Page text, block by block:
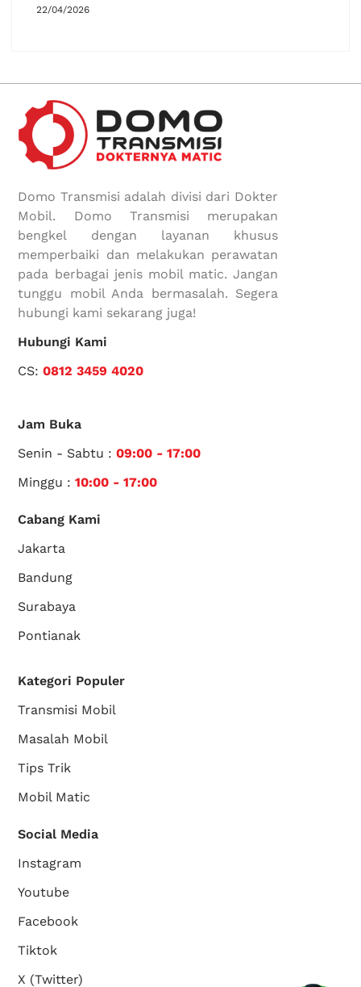
22/04/2026
Domo Transmisi adalah divisi dari Dokter
Mobil. Domo Transmisi merupakan
bengkel dengan layanan khusus
memperbaiki dan melakukan perawatan
pada berbagai jenis mobil matic. Jangan
tunggu mobil Anda bermasalah. Segera
hubungi kami sekarang juga!
Hubungi Kami
CS:0812 3459 4020
Jam Buka
Senin - Sabtu :09:00 - 17:00
Minggu :10:00 - 17:00
Cabang Kami
Jakarta
Bandung
Surabaya
Pontianak
Kategori Populer
Transmisi Mobil
Masalah Mobil
Tips Trik
Mobil Matic
Social Media
Instagram
Youtube
Facebook
Tiktok
X (Twitter)